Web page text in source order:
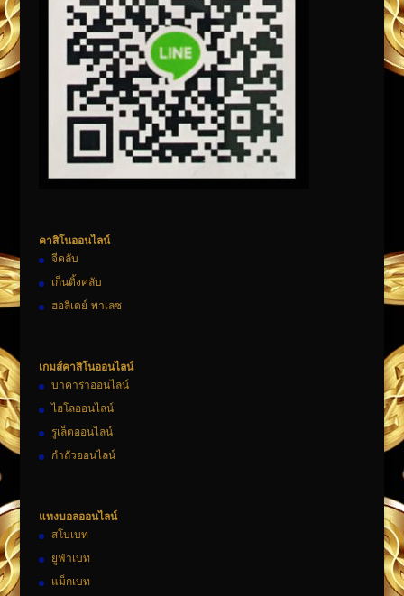
คาสิโนออนไลน์
จีคลับ
เก็นติ้งคลับ
ฮอลิเดย์ พาเลซ
เกมส์คาสิโนออนไลน์
บาคาร่าออนไลน์
ไฮโลออนไลน์
รูเล็ตออนไลน์
กำถั่วออนไลน์
แทงบอลออนไลน์
สโบเบท
ยูฟ่าเบท
แม็กเบท